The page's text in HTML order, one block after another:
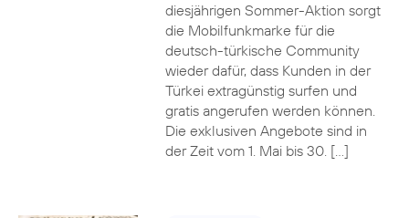
diesjährigen Sommer-Aktion sorgt
die Mobilfunkmarke für die
deutsch-türkische Community
wieder dafür, dass Kunden in der
Türkei extragünstig surfen und
gratis angerufen werden können.
Die exklusiven Angebote sind in
der Zeit vom 1. Mai bis 30. […]